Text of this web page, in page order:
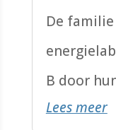
De
B door hun huis slim te
Lees meer